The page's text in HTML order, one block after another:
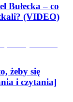
Bułecka – co
(VIDEO)
żeby się
i czytania]